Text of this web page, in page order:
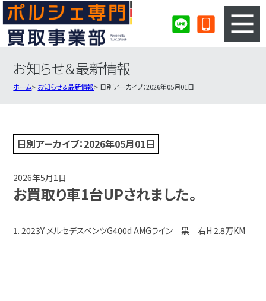
3ステップのカンタン査定
ポルシェ買取実績 会社概要・店舗紹介・MAP
お知らせ＆最新情報
ホーム お知らせ＆最新情報 日別アーカイブ：2026年05月01日
日別アーカイブ：2026年05月01日
2026年5月1日
お買取り車1台UPされました。
1. 2023Y メルセデスベンツG400d AMGライン 黒 右H 2.8万KM